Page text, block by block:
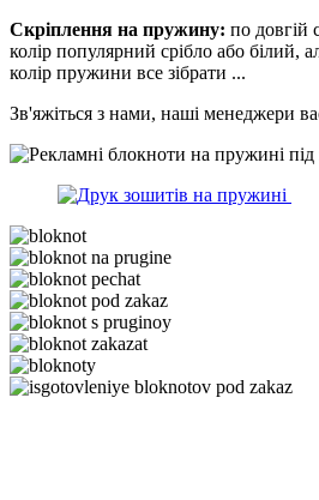
Скріплення на пружину: по довгій
колір популярний срібло або білий,
колір пружини все зібрати ...
Зв'яжіться з нами, наші менеджери